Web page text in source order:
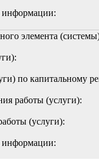
информации:
элемента
по капитальному
работы (услуги):
(услуги):
информации: